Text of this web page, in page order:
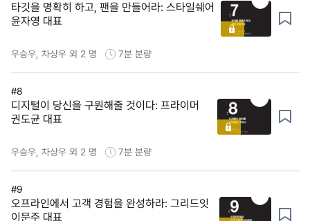
타깃을 명확히 하고, 팬을 만들어라: 스타일쉐어
윤자영 대표
우승우, 차상우 외 2 명 7분 분량
#8
디지털이 당신을 구원해줄 것이다: 프라이머
권도균 대표
우승우, 차상우 외 2 명 7분 분량
#9
오프라인에서 고객 경험을 완성하라: 그리드잇
이문주 대표